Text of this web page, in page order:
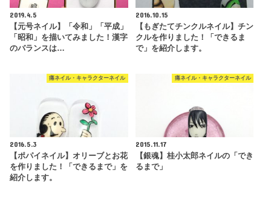
2019.4.5
【元号ネイル】「令和」「平成」
「昭和」を描いてみました！漢字
のバランスは…
2016.10.15
【もぎたてチンクルネイル】チン
クルを作りました！「できるま
で」を紹介します。
痛ネイル・キャラクターネイル
2016.5.3
【ポパイネイル】オリーブとお花
を作りました！「できるまで」を
紹介します。
痛ネイル・キャラクターネイル
2015.11.17
【銀魂】桂小太郎ネイルの「でき
るまで」